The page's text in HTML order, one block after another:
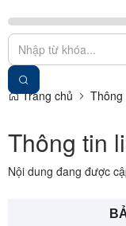
Trang chủ Thông
Thông tin
Nội dung đang được